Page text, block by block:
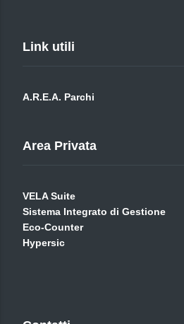
Link utili
A.R.E.A. Parchi
Area Privata
VELA Suite
Sistema Integrato di Gestione
Eco-Counter
Hypersic